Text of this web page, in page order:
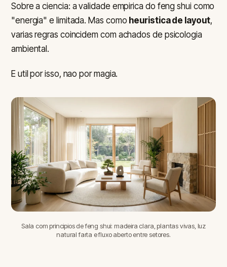
Sobre a ciencia: a validade empirica do feng shui como
"energia" e limitada. Mas como heuristica de layout,
varias regras coincidem com achados de psicologia
ambiental.
E util por isso, nao por magia.
Sala com principios de feng shui: madeira clara, plantas vivas, luz
natural farta e fluxo aberto entre setores.